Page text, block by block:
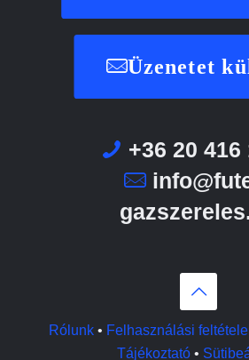
Üzenetet
+36 20 416
Rólunk • Felhasználási
Tájékoztató•